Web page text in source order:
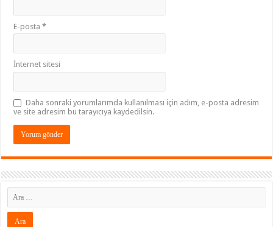
E-posta*
İnternet sitesi
Daha sonraki yorumlarımda kullanılması için adım, e-posta adresim
ve site adresim bu tarayıcıya kaydedilsin.